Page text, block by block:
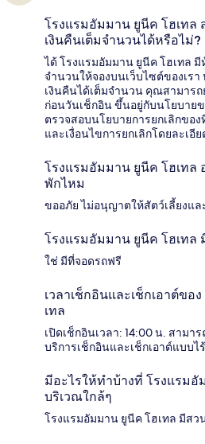
โรงแรมอัมมาน ยูนีค โฮเทล
เงินคืนเต็มจำนวนได้หรือไม่?
ได้ โรงแรมอัมมาน ยูนีค โฮเทล
จำนวนให้จองบนเว็บไซต์ของเร
เงินคืนได้เต็มจำนวน คุณสามารถ
ก่อนวันเช็กอิน ขึ้นอยู่กับนโยบาย
ตรวจสอบนโยบายการยกเลิกขอ
และเงื่อนไขการยกเลิกโดยละเอีย
โรงแรมอัมมาน ยูนีค โฮเทล
พักไหม
ขออภัย ไม่อนุญาตให้สัตว์เลี้ยงแล
โรงแรมอัมมาน ยูนีค โฮเทล
ใช่ มีที่จอดรถฟรี
เวลาเช็กอินและเช็กเอาต์ข
เทล
เปิดเช็กอินเวลา: 14:00 น. สามาร
บริการเช็กอินและเช็กเอาต์แบบไ
มีอะไรให้ทำบ้างที่ โรงแรมอั
บริเวณใกล้ๆ
โรงแรมอัมมาน ยูนีค โฮเทล มีสว